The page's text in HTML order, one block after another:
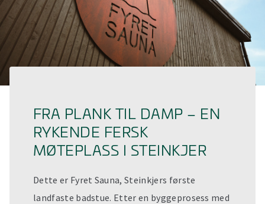
FRA PLANK TIL DAMP – EN
RYKENDE FERSK
MØTEPLASS I STEINKJER
Dette er Fyret Sauna, Steinkjers første
landfaste badstue. Etter en byggeprosess med